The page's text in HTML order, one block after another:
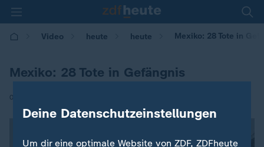
Video heute heute Mexiko: 28 Tote in
Mexiko: 28 Tote in Gefängnis
07.07.2017 | 08:16
Deine Datenschutzeinstellungen
Um dir eine optimale Website von ZDF, ZDFheute